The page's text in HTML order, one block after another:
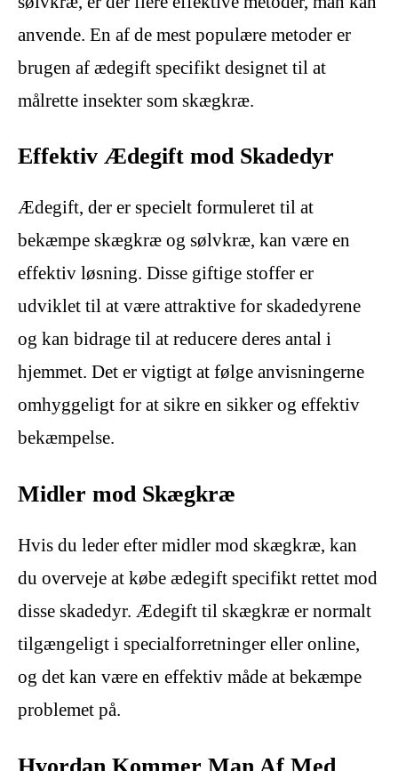
anvende. En af de mest populære metoder er
brugen af ædegift specifikt designet til at
målrette insekter som skægkræ.
Effektiv Ædegift mod Skadedyr
Ædegift, der er specielt formuleret til at
bekæmpe skægkræ og sølvkræ, kan være en
effektiv løsning. Disse giftige stoffer er
udviklet til at være attraktive for skadedyrene
og kan bidrage til at reducere deres antal i
hjemmet. Det er vigtigt at følge anvisningerne
omhyggeligt for at sikre en sikker og effektiv
bekæmpelse.
Midler mod Skægkræ
Hvis du leder efter midler mod skægkræ, kan
du overveje at købe ædegift specifikt rettet mod
disse skadedyr. Ædegift til skægkræ er normalt
tilgængeligt i specialforretninger eller online,
og det kan være en effektiv måde at bekæmpe
problemet på.
Hvordan Kommer Man Af Med